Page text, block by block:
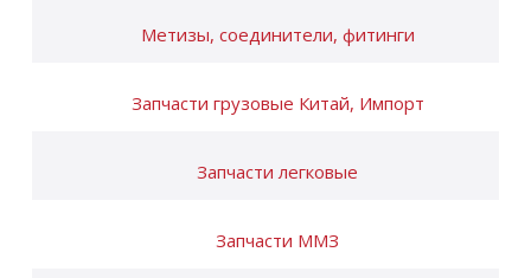
Метизы, соединители, фитинги
Запчасти грузовые Китай, Импорт
Запчасти легковые
Запчасти ММЗ